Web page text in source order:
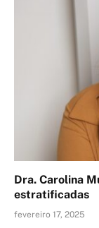
Dra. Carolina
estratificadas
fevereiro 17, 2025